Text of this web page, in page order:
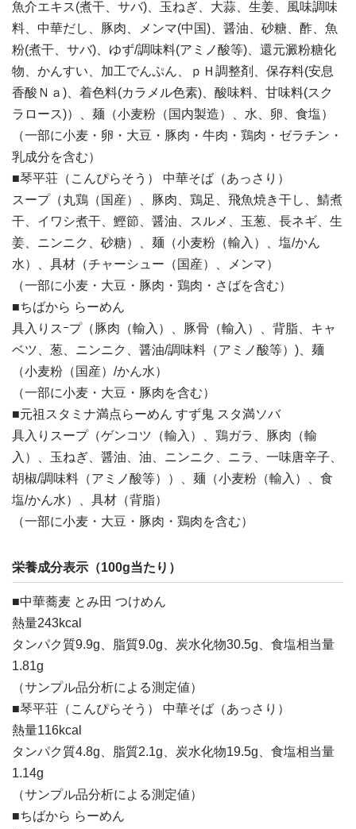
魚介エキス(煮干、サバ)、玉ねぎ、大蒜、生姜、風味調味
料、中華だし、豚肉、メンマ(中国)、醤油、砂糖、酢、魚
粉(煮干、サバ)、ゆず/調味料(アミノ酸等)、還元澱粉糖化
物、かんすい、加工でんぷん、ｐＨ調整剤、保存料(安息
香酸Ｎａ)、着色料(カラメル色素)、酸味料、甘味料(スク
ラロース)）、麺（小麦粉（国内製造）、水、卵、食塩）
（一部に小麦・卵・大豆・豚肉・牛肉・鶏肉・ゼラチン・
乳成分を含む）
■琴平荘（こんぴらそう） 中華そば（あっさり）
スープ（丸鶏（国産）、豚肉、鶏足、飛魚焼き干し、鯖煮
干、イワシ煮干、鰹節、醤油、スルメ、玉葱、長ネギ、生
姜、ニンニク、砂糖）、麺（小麦粉（輸入）、塩/かん
水）、具材（チャーシュー（国産）、メンマ）
（一部に小麦・大豆・豚肉・鶏肉・さばを含む）
■ちばから らーめん
具入りスｰプ（豚肉（輸入）、豚骨（輸入）、背脂、キャ
ベツ、葱、ニンニク、醤油/調味料（アミノ酸等）)、麺
（小麦粉（国産）/かん水）
（一部に小麦・大豆・豚肉を含む）
■元祖スタミナ満点らーめん すず鬼 スタ満ソバ
具入りスープ（ゲンコツ（輸入）、鶏ガラ、豚肉（輸
入）、玉ねぎ、醤油、油、ニンニク、ニラ、一味唐辛子、
胡椒/調味料（アミノ酸等））、麺（小麦粉（輸入）、食
塩/かん水）、具材（背脂）
（一部に小麦・大豆・豚肉・鶏肉を含む）
栄養成分表示（100g当たり）
■中華蕎麦 とみ田 つけめん
熱量243kcal
タンパク質9.9g、脂質9.0g、炭水化物30.5g、食塩相当量
1.81g
（サンプル品分析による測定値）
■琴平荘（こんぴらそう） 中華そば（あっさり）
熱量116kcal
タンパク質4.8g、脂質2.1g、炭水化物19.5g、食塩相当量
1.14g
（サンプル品分析による測定値）
■ちばから らーめん